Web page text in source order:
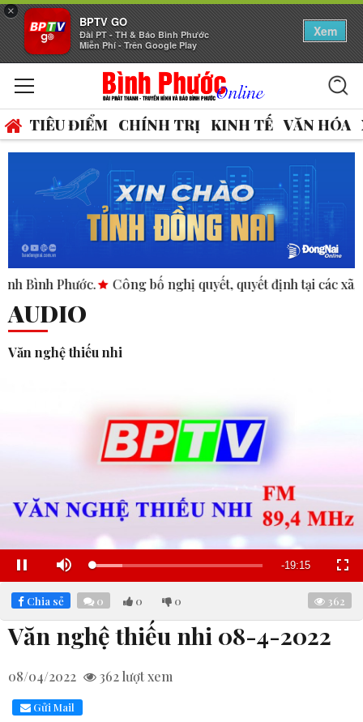
×
BPTV GO
Đài PT - TH & Báo Bình Phước
Miễn Phí - Trên Google Play
Xem
TIÊU ĐIỂM CHÍNH TRỊ KINH TẾ VĂN HÓA
Công bố nghị quyết, quyết định tại các xã, phường.
AUDIO
Văn nghệ thiếu nhi
Pause Mute Loaded:
17.79%
Remaining
-19:14
Chia sẻ 0 0 0 362
Văn nghệ thiếu nhi 08-4-2022
08/04/2022 362lượt xem
Gửi Mail